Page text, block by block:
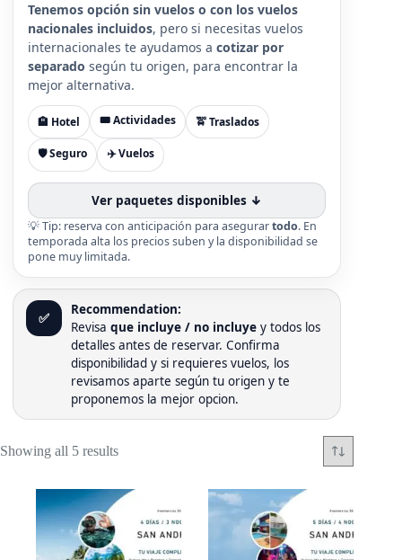
Tenemos opción sin vuelos o con los vuelos
nacionales incluidos, pero si necesitas vuelos
internacionales te ayudamos a cotizar por
separado según tu origen, para encontrar la
mejor alternativa.
🏨 Hotel 🎟️ Actividades 🚖 Traslados
🛡️ Seguro ✈️ Vuelos
Ver paquetes disponibles ↓
💡 Tip: reserva con anticipación para asegurartodo. En
temporada alta los precios suben y la disponibilidad se
pone muy limitada.
✅
Recommendation:
Revisa que incluye / no incluye y todos los
detalles antes de reservar. Confirma
disponibilidad y si requieres vuelos, los
revisamos aparte según tu origen y te
proponemos la mejor opcion.
Showing all 5 results